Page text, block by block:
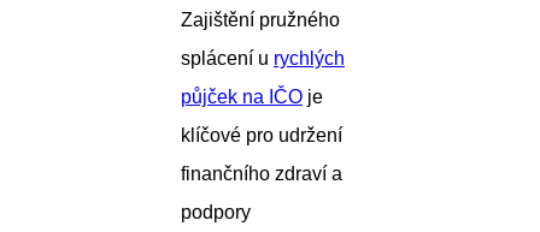
Zajištění pružného
splácení u rychlých
půjček na IČO je
klíčové pro udržení
finančního zdraví a
podpory